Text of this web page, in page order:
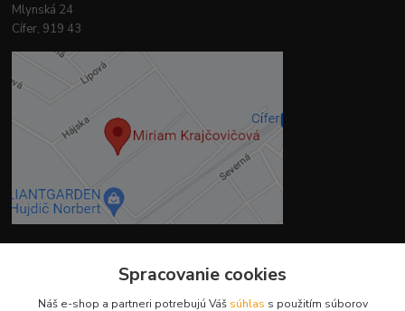
Mlynská 24
Cífer, 919 43
Spracovanie cookies
Náš e-shop a partneri potrebujú Váš súhlas s použitím súborov